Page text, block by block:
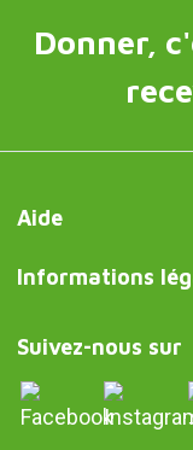
Donner,
Aide
Informations
Suivez-nous sur